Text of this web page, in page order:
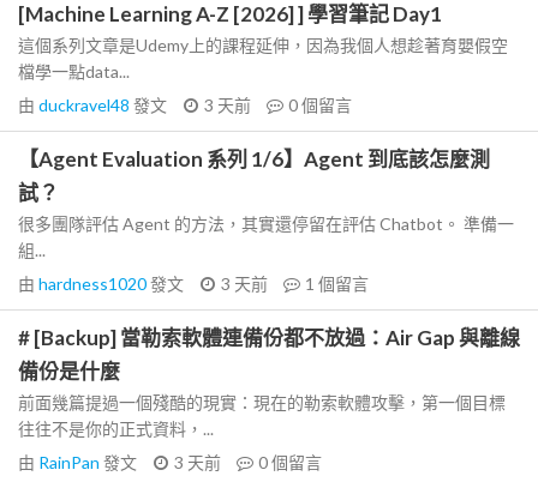
[Machine Learning A-Z [2026] ] 學習筆記 Day1
這個系列文章是Udemy上的課程延伸，因為我個人想趁著育嬰假空
檔學一點data...
由 duckravel48 發文 3 天前 0個留言
【Agent Evaluation 系列 1/6】Agent 到底該怎麼測
試？
很多團隊評估 Agent 的方法，其實還停留在評估 Chatbot。 準備一
組...
由 hardness1020發文 3 天前 1 個留言
# [Backup] 當勒索軟體連備份都不放過：Air Gap 與離線
備份是什麼
前面幾篇提過一個殘酷的現實：現在的勒索軟體攻擊，第一個目標
往往不是你的正式資料，...
由 RainPan 發文 3 天前 0個留言